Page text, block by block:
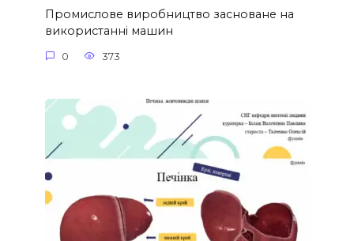
Промислове виробництво засноване на
використанні машин
0 373